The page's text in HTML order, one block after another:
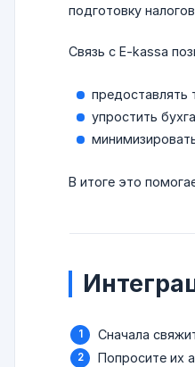
подготовку
Связь с E-kassa
предоставлять
упростить
В итоге это
Сначала
Попросите их